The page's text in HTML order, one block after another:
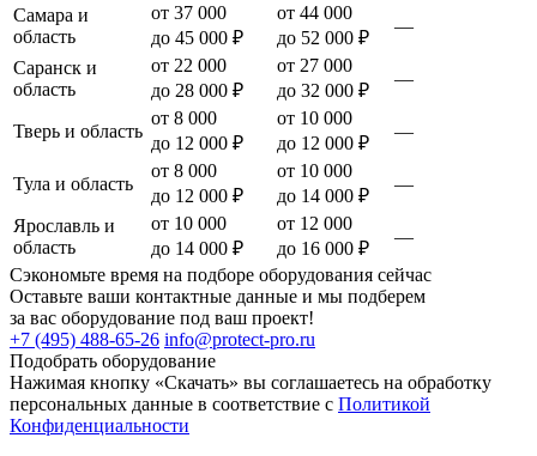
Самара и
область
от 37 000
до 45 000 ₽
от 44 000
до 52 000 ₽
—
Саранск и
область
от 22 000
до 28 000 ₽
от 27 000
до 32 000 ₽
—
Тверь и область
от 8 000
до 12 000 ₽
от 10 000
до 12 000 ₽
—
Тула и область
от 8 000
до 12 000 ₽
от 10 000
до 14 000 ₽
—
Ярославль и
область
от 10 000
до 14 000 ₽
от 12 000
до 16 000 ₽
—
Сэкономьте время на подборе оборудования сейчас
Оставьте ваши контактные данные и мы подберем
за вас оборудование под ваш проект!
+7 (495) 488-65-26 info@protect-pro.ru
Подобрать оборудование
Нажимая кнопку «Скачать» вы соглашаетесь на обработку
персональных данные в соответствие с Политикой
Конфиденциальности